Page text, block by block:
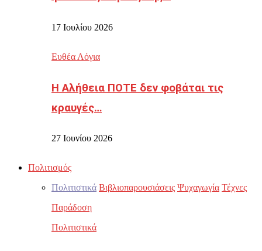
17 Ιουλίου 2026
Ευθέα Λόγια
Η Αλήθεια ΠΟΤΕ δεν φοβάται τις
κραυγές…
27 Ιουνίου 2026
Πολιτισμός
Πολιτιστικά Βιβλιοπαρουσιάσεις Ψυχαγωγία Τέχνες
Παράδοση
Πολιτιστικά